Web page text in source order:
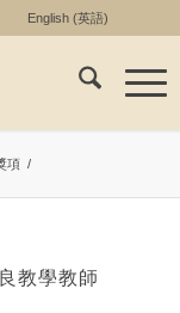
English(英語)
項 /
教學教師